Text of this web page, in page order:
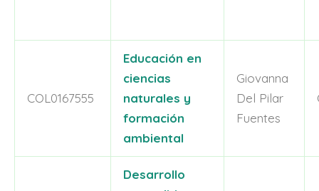
COL0167555
Educación en
ciencias
naturales y
formación
ambiental
Giovanna
Del Pilar
Fuentes
Desarrollo